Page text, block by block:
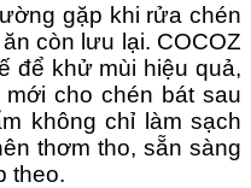
gặp khi rửa chén
còn lưu lại. COCOZ
để khử mùi hiệu quả,
cho chén bát sau
không chỉ làm sạch
thơm tho, sẵn sàng
theo.